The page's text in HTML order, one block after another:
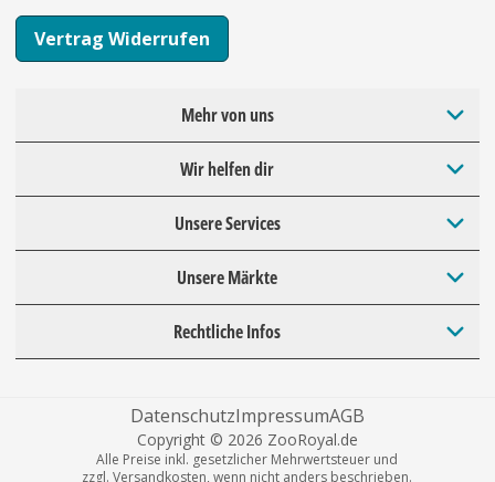
Vertrag Widerrufen
Mehr von uns
Wir helfen dir
Unsere Services
Unsere Märkte
Rechtliche Infos
DatenschutzImpressumAGB
Copyright © 2026 ZooRoyal.de
Alle Preise inkl. gesetzlicher Mehrwertsteuer und
zzgl. Versandkosten, wenn nicht anders beschrieben.